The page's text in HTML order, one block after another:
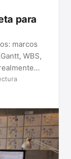
para
marcos
WBS,